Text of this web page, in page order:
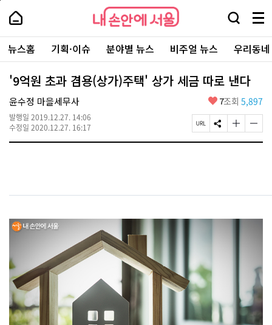
본
로
가
내
손
안
에
서
울
-
서
울
시
대
표
소
내
손
에
울
검
창
열
기
메
뉴
전
체
보
주
요
서
뉴스홈 기획·이슈 분야별 뉴스 비주얼 뉴스 우리동
'9억원 초과 겸용(상가)주택' 상가 세금 따로 낸다
윤수정 마을세무사
발행일 2019.12.27. 14:06
수정일 2020.12.27. 16:17
좋
요
7조회 5,897
페
이
사
S
N
글
자
경
기
글
자
경
기
페
상
단
로